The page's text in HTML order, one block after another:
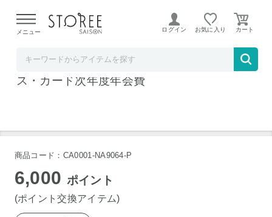
よる配送遅延が発生しております。
メニュー ログイン お気に入り
セゾンプラチナ・アメリカン・エキスプレ
ス・カード次年度年会費
商品コード：CA0001-NA9064-P
6,000 ポイント
(ポイント交換アイテム)